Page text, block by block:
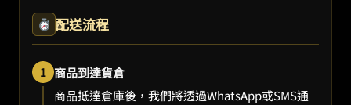
配送流程
1 商品到達貨倉
商品抵達倉庫後，我們將透過WhatsApp或SMS通